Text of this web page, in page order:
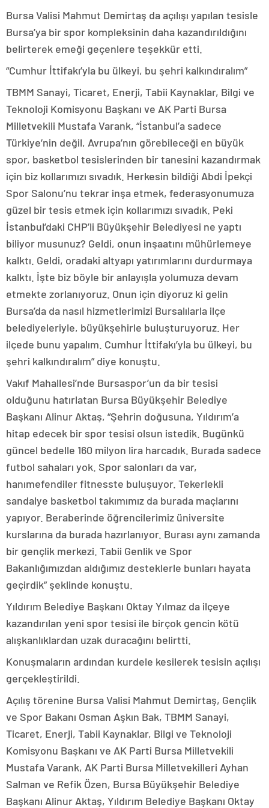
Bursa Valisi Mahmut Demirtaş da açılışı yapılan tesisle
Bursa’ya bir spor kompleksinin daha kazandırıldığını
belirterek emeği geçenlere teşekkür etti.
“Cumhur İttifakı’yla bu ülkeyi, bu şehri kalkındıralım”
TBMM Sanayi, Ticaret, Enerji, Tabii Kaynaklar, Bilgi ve
Teknoloji Komisyonu Başkanı ve AK Parti Bursa
Milletvekili Mustafa Varank, “İstanbul’a sadece
Türkiye’nin değil, Avrupa’nın görebileceği en büyük
spor, basketbol tesislerinden bir tanesini kazandırmak
için biz kollarımızı sıvadık. Herkesin bildiği Abdi İpekçi
Spor Salonu’nu tekrar inşa etmek, federasyonumuza
güzel bir tesis etmek için kollarımızı sıvadık. Peki
İstanbul’daki CHP’li Büyükşehir Belediyesi ne yaptı
biliyor musunuz? Geldi, onun inşaatını mühürlemeye
kalktı. Geldi, oradaki altyapı yatırımlarını durdurmaya
kalktı. İşte biz böyle bir anlayışla yolumuza devam
etmekte zorlanıyoruz. Onun için diyoruz ki gelin
Bursa’da da nasıl hizmetlerimizi Bursalılarla ilçe
belediyeleriyle, büyükşehirle buluşturuyoruz. Her
ilçede bunu yapalım. Cumhur İttifakı’yla bu ülkeyi, bu
şehri kalkındıralım” diye konuştu.
Vakıf Mahallesi’nde Bursaspor’un da bir tesisi
olduğunu hatırlatan Bursa Büyükşehir Belediye
Başkanı Alinur Aktaş, “Şehrin doğusuna, Yıldırım’a
hitap edecek bir spor tesisi olsun istedik. Bugünkü
güncel bedelle 160 milyon lira harcadık. Burada sadece
futbol sahaları yok. Spor salonları da var,
hanımefendiler fitnesste buluşuyor. Tekerlekli
sandalye basketbol takımımız da burada maçlarını
yapıyor. Beraberinde öğrencilerimiz üniversite
kurslarına da burada hazırlanıyor. Burası aynı zamanda
bir gençlik merkezi. Tabii Genlik ve Spor
Bakanlığımızdan aldığımız desteklerle bunları hayata
geçirdik” şeklinde konuştu.
Yıldırım Belediye Başkanı Oktay Yılmaz da ilçeye
kazandırılan yeni spor tesisi ile birçok gencin kötü
alışkanlıklardan uzak duracağını belirtti.
Konuşmaların ardından kurdele kesilerek tesisin açılışı
gerçekleştirildi.
Açılış törenine Bursa Valisi Mahmut Demirtaş, Gençlik
ve Spor Bakanı Osman Aşkın Bak, TBMM Sanayi,
Ticaret, Enerji, Tabii Kaynaklar, Bilgi ve Teknoloji
Komisyonu Başkanı ve AK Parti Bursa Milletvekili
Mustafa Varank, AK Parti Bursa Milletvekilleri Ayhan
Salman ve Refik Özen, Bursa Büyükşehir Belediye
Başkanı Alinur Aktaş, Yıldırım Belediye Başkanı Oktay